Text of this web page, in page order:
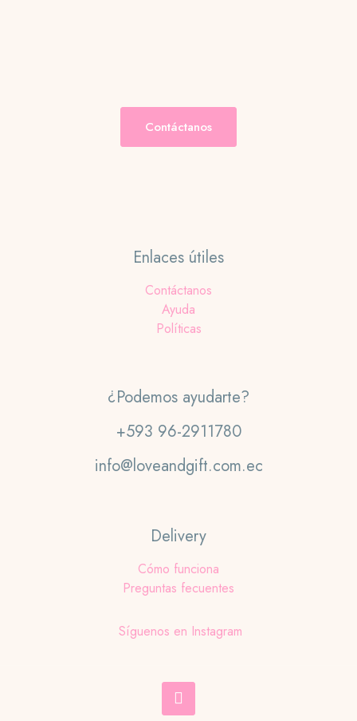
Contáctanos
Enlaces útiles
Contáctanos
Ayuda
Políticas
¿Podemos ayudarte?
+593 96-2911780
info@loveandgift.com.ec
Delivery
Cómo funciona
Preguntas fecuentes
Síguenos en Instagram